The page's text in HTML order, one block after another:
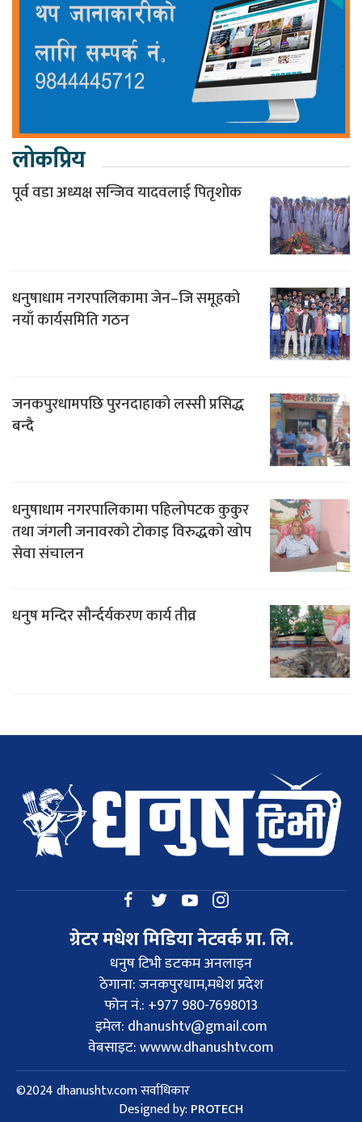
लोकप्रिय
पूर्व वडा अध्यक्ष सन्जिव यादवलाई पितृशोक
धनुषाधाम नगरपालिकामा जेन–जि समूहको
नयाँ कार्यसमिति गठन
जनकपुरधामपछि पुरनदाहाको लस्सी प्रसिद्ध
बन्दै
धनुषाधाम नगरपालिकामा पहिलोपटक कुकुर
तथा जंगली जनावरको टोकाइ विरुद्धको खोप
सेवा संचालन
धनुष मन्दिर सौर्न्दर्यकरण कार्य तीव्र
ग्रेटर मधेश मिडिया नेटवर्क प्रा. लि.
धनुष टिभी डटकम अनलाइन
ठेगाना: जनकपुरधाम,मधेश प्रदेश
फोन नं.: +977 980-7698013
इमेल: dhanushtv@gmail.com
वेबसाइट: wwww.dhanushtv.com
©2024 dhanushtv.com सर्वाधिकार
Designed by: PROTECH